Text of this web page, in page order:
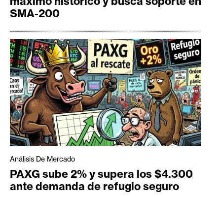
SMA-200
Análisis De Mercado
PAXG sube 2% y supera los $4.300
ante demanda de refugio seguro